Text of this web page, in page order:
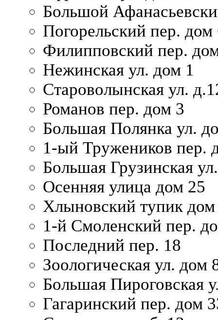
Большой
Погорельский пер. дом
Филипповский пер.
Нежинская ул. дом 1
Староволынская ул.
Романов пер. дом 3
Большая Полянка ул.
1-ый Тружеников пер.
Большая Грузинская
Осенняя улица дом 25
Хлыновский тупик
1-й Смоленский пер.
Последний пер. 18
Зоологическая ул. дом
Большая Пироговская
Гагаринский пер. дом